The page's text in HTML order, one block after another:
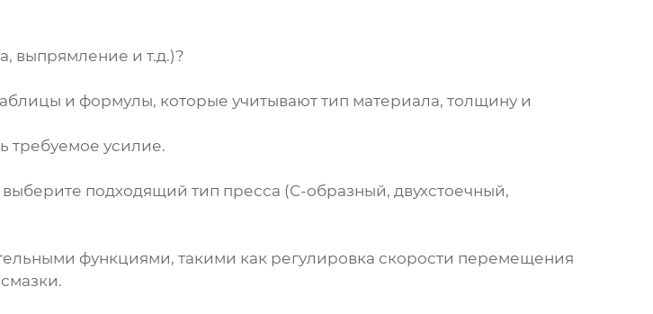
выпрямление и т.д.)?
и формулы, которые учитывают тип материала, толщину и
требуемое усилие.
подходящий тип пресса (С-образный, двухстоечный,
функциями, такими как регулировка скорости перемещения